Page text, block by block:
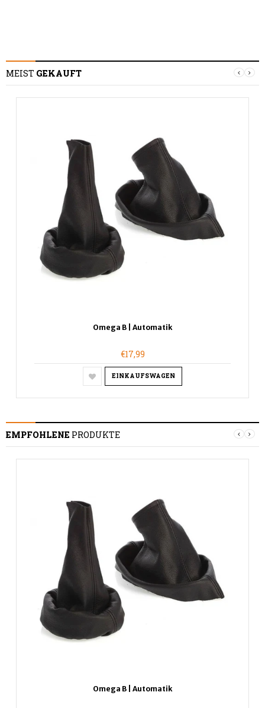
MEIST GEKAUFT
Omega B | Automatik
€17,99
EINKAUFSWAGEN
EMPFOHLENE PRODUKTE
Omega B | Automatik